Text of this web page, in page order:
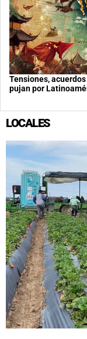
Tensiones,
pujan por
LOCALES